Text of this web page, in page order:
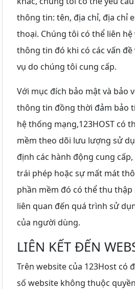
thông tin: tên, địa chỉ, địa chỉ
thoại. Chúng tôi có thể liên hệ
thông tin đó khi có các vấn
vụ do chúng tôi cung cấp.
Với mục đích bảo mật và bảo
thông tin đồng thời đảm bảo
hệ thống mạng,123HOST có
mềm theo dõi lưu lượng sử
định các hành động cung
trái phép hoặc sự mất mát
phần mềm đó có thể thu
liên quan đến quá trình sử
của người dùng.
LIÊN KẾT ĐẾN
Trên website của 123Host có
số website không thuộc